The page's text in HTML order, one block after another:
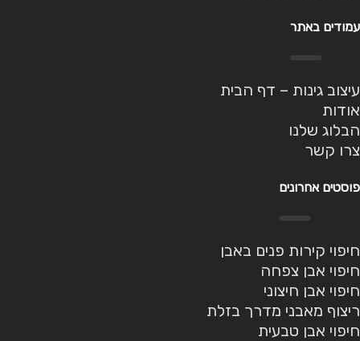
עמודים באתר
עיצוב גינות – דף הבית
אודות
הבלוג שלנו
צרו קשר
פוסטים אחרונים
חיפוי קירות פנים באבן
חיפוי אבן צפחה
חיפוי אבן חיצוני
ריצוף מאבני מדרך בזלת
חיפוי אבן טבעית